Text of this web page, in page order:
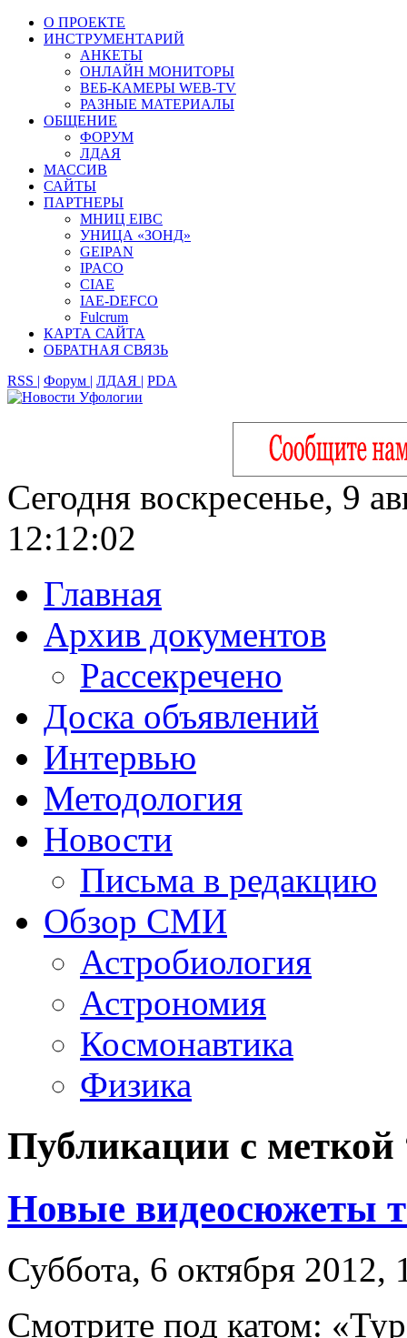
О ПРОЕКТЕ
ИНСТРУМЕНТАРИЙ
АНКЕТЫ
ОНЛАЙН МОНИТОРЫ
ВЕБ-КАМЕРЫ WEB-TV
РАЗНЫЕ МАТЕРИАЛЫ
ОБЩЕНИЕ
ФОРУМ
ЛДАЯ
МАССИВ
САЙТЫ
ПАРТНЕРЫ
МНИЦ EIBC
УНИЦА «ЗОНД»
GEIPAN
IPACO
CIAE
IAE-DEFCO
Fulcrum
КАРТА САЙТА
ОБРАТНАЯ СВЯЗЬ
RSS | Форум | ЛДАЯ | PDA
Сегодня воскресенье, 9
12:12:03
Главная
Архив документов
Рассекречено
Доска объявлений
Интервью
Методология
Новости
Письма в редакцию
Обзор СМИ
Астробиология
Астрономия
Космонавтика
Физика
Публикации с
Новые видеосюжеты
Суббота, 6 октября 2012,
Смотрите под катом: